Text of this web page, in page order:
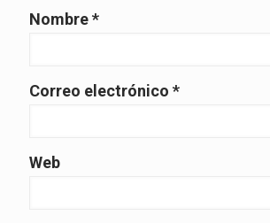
Nombre*
Correo electrónico *
Web